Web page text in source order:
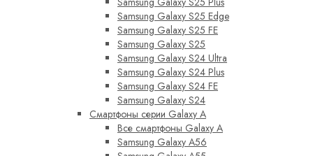
Samsung Galaxy S25 Edge
Samsung Galaxy S25 FE
Samsung Galaxy S25
Samsung Galaxy S24 Ultra
Samsung Galaxy S24 Plus
Samsung Galaxy S24 FE
Samsung Galaxy S24
Смартфоны серии Galaxy A
Все смартфоны Galaxy A
Samsung Galaxy A56